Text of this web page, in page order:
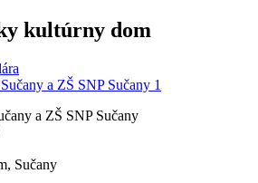
kultúrny dom
a ZŠ SNP Sučany
Sučany